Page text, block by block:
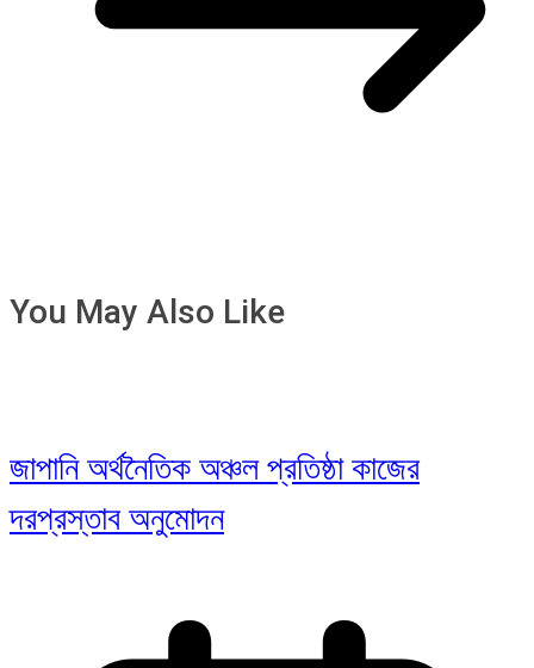
You May Also Like
জাপানি অর্থনৈতিক অঞ্চল প্রতিষ্ঠা কাজের
দরপ্রস্তাব অনুমোদন